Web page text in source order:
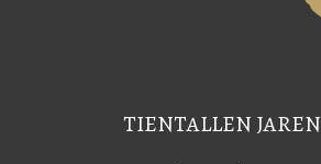
TIENTALLEN